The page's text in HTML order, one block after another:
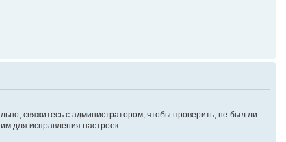
свяжитесь с администратором, чтобы проверить, не был ли
для исправления настроек.